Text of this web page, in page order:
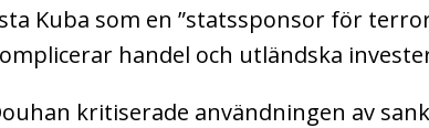
Kuba som en ”statssponsor för
handel och utländska
kritiserade användningen av